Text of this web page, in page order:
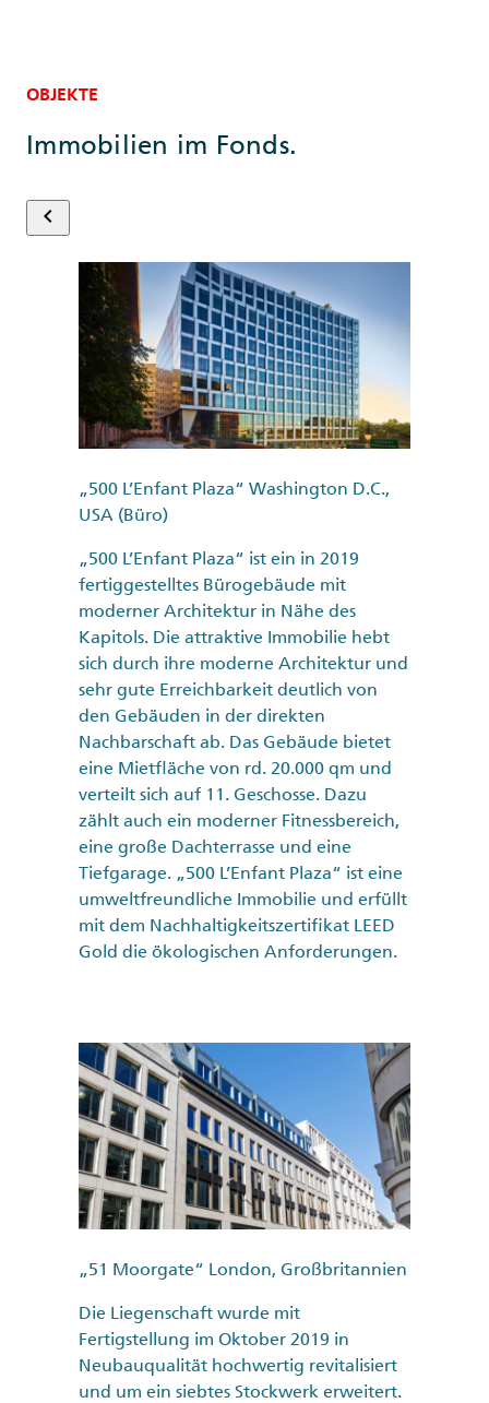
OBJEKTE
Immobilien im Fonds.
keyboard_arrow_left
„500 L’Enfant Plaza“ Washington D.C.,
USA (Büro)
„500 L’Enfant Plaza“ ist ein in 2019
fertiggestelltes Bürogebäude mit
moderner Architektur in Nähe des
Kapitols. Die attraktive Immobilie hebt
sich durch ihre moderne Architektur und
sehr gute Erreichbarkeit deutlich von
den Gebäuden in der direkten
Nachbarschaft ab. Das Gebäude bietet
eine Mietfläche von rd. 20.000 qm und
verteilt sich auf 11. Geschosse. Dazu
zählt auch ein moderner Fitnessbereich,
eine große Dachterrasse und eine
Tiefgarage. „500 L’Enfant Plaza“ ist eine
umweltfreundliche Immobilie und erfüllt
mit dem Nachhaltigkeitszertifikat LEED
Gold die ökologischen Anforderungen.
„51 Moorgate“ London, Großbritannien
Die Liegenschaft wurde mit
Fertigstellung im Oktober 2019 in
Neubauqualität hochwertig revitalisiert
und um ein siebtes Stockwerk erweitert.